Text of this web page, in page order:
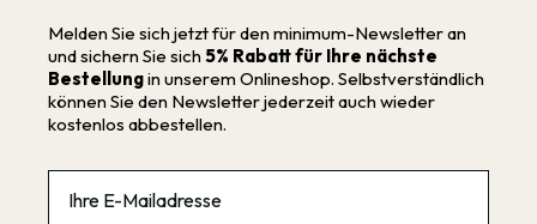
Melden Sie sich jetzt für den minimum-Newsletter an
und sichern Sie sich 5% Rabatt für Ihre nächste
Bestellungin unserem Onlineshop. Selbstverständlich
können Sie den Newsletter jederzeit auch wieder
kostenlos abbestellen.